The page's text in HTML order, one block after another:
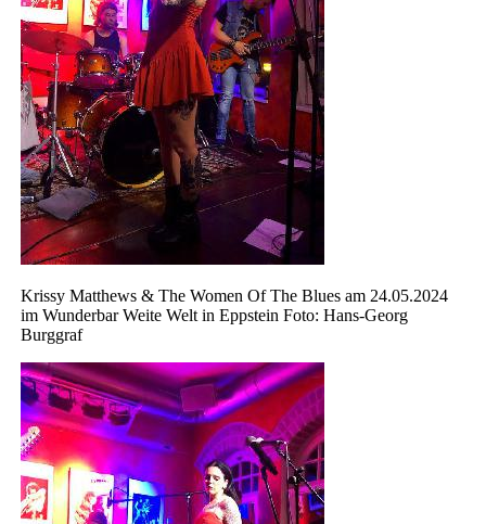
Krissy Matthews & The Women Of The Blues am 24.05.2024
im Wunderbar Weite Welt in Eppstein Foto: Hans-Georg
Burggraf